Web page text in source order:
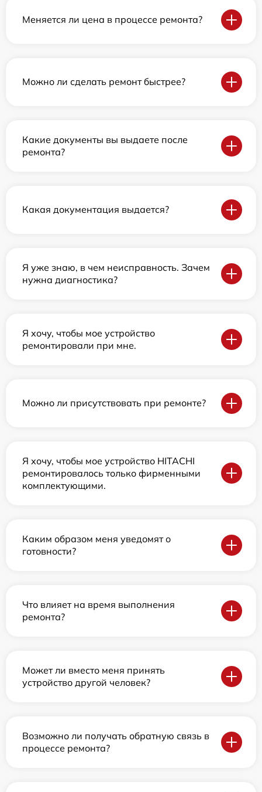
Меняется ли цена в процессе ремонта?
Можно ли сделать ремонт быстрее?
Какие документы вы выдаете после
ремонта?
Какая документация выдается?
Я уже знаю, в чем неисправность. Зачем
нужна диагностика?
Я хочу, чтобы мое устройство
ремонтировали при мне.
Можно ли присутствовать при ремонте?
Я хочу, чтобы мое устройство HITACHI
ремонтировалось только фирменными
комплектующими.
Каким образом меня уведомят о
готовности?
Что влияет на время выполнения
ремонта?
Может ли вместо меня принять
устройство другой человек?
Возможно ли получать обратную связь в
процессе ремонта?